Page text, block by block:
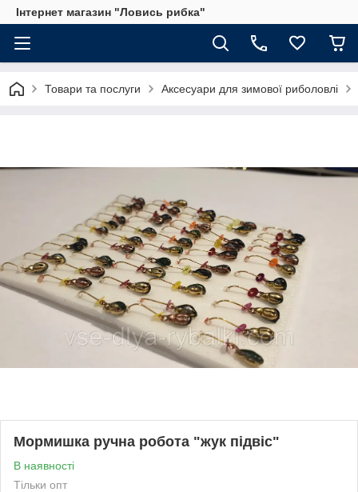
Інтернет магазин "Ловись рибка"
Товари та послуги Аксесуари для зимової риболовлі
Мормишка ручна робота "жук підвіс"
В наявності
Тільки опт